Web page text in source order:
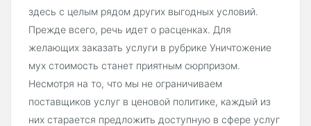
здесь с целым рядом других выгодных условий.
Прежде всего, речь идет о расценках. Для
желающих заказать услуги в рубрике Уничтожение
мух стоимость станет приятным сюрпризом.
Несмотря на то, что мы не ограничиваем
поставщиков услуг в ценовой политике, каждый из
них старается предложить доступную в сфере услуг